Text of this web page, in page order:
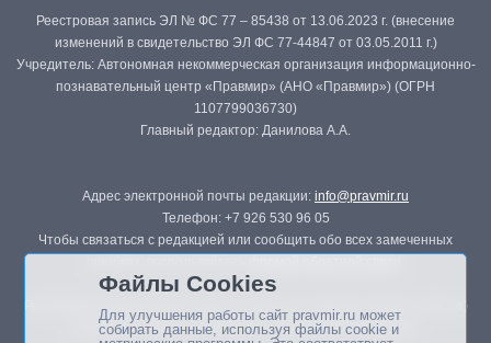
Реестровая запись ЭЛ № ФС 77 – 85438 от 13.06.2023 г. (внесение
изменений в свидетельство ЭЛ ФС 77-44847 от 03.05.2011 г.)
Учредитель: Автономная некоммерческая организация информационно-
познавательный центр «Правмир» (АНО «Правмир») (ОГРН
1107799036730)
Главный редактор: Данилова А.А.
Адрес электронной почты редакции: info@pravmir.ru
Телефон: +7 926 530 96 05
Чтобы связаться с редакцией или сообщить обо всех замеченных
Републикация материалов сайта в печатных изданиях (книгах, прессе)
возможна только с письменного разрешения редакции.
Файлы Cookies
Для улучшения работы сайт pravmir.ru может
собирать данные, используя файлы cookie и